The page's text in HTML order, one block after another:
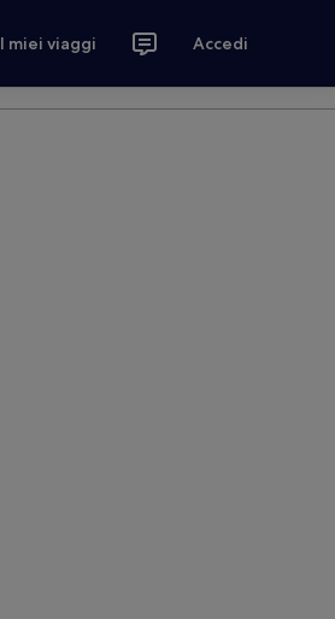
I miei viaggi Accedi